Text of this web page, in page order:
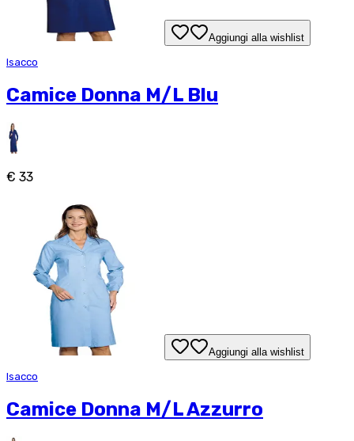
Aggiungi alla wishlist
Isacco
Camice Donna M/L Blu
€ 33
Aggiungi alla wishlist
Isacco
Camice Donna M/L Azzurro